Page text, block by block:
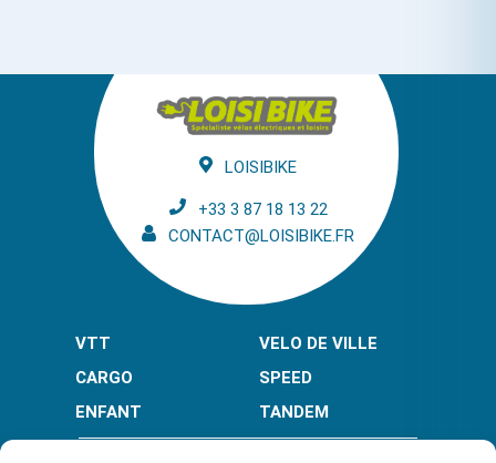
LOISIBIKE
+33 3 87 18 13 22
CONTACT@LOISIBIKE.FR
VTT
VELO DE VILLE
CARGO
SPEED
ENFANT
TANDEM